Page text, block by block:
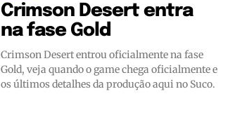
Crimson Desert entra
na fase Gold
Crimson Desert entrou oficialmente na fase
Gold, veja quando o game chega oficialmente e
os últimos detalhes da produção aqui no Suco.